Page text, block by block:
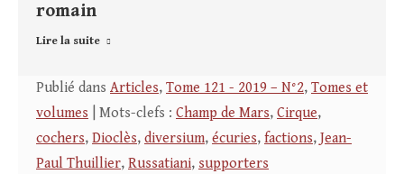
romain
Lire la suite
Publié dans Articles, Tome 121 - 2019 – N°2, Tomes et
volumes | Mots-clefs : Champ de Mars, Cirque,
cochers, Dioclès, diversium, écuries, factions, Jean-
Paul Thuillier, Russatiani, supporters